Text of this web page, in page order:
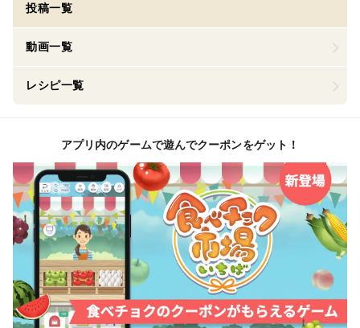
投稿一覧
動画一覧
レシピ一覧
アプリ内のゲームで遊んでクーポンをゲット！